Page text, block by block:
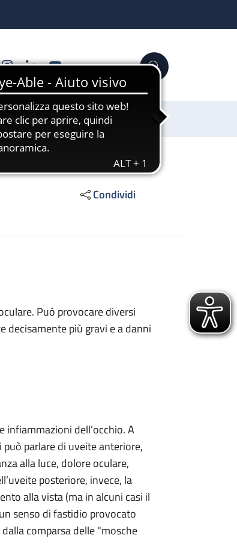
Instagram
LinkedinYouTube Cerca
Sostienici
Condividi
Può provocare diversi
decisamente più gravi e a danni
infiammazioni dell’occhio. A
parlare di uveite anteriore,
alla luce, dolore oculare,
posteriore, invece, la
alla vista (ma in alcuni casi il
senso di fastidio provocato
comparsa delle "mosche